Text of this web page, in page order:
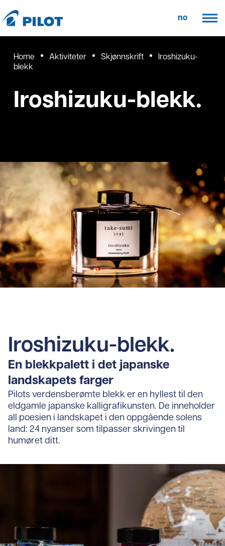
no
Home Aktiviteter Skjønnskrift
Iroshizuku-
blekk
Iroshizuku-blekk.
Iroshizuku-blekk.
En blekkpalett i det japanske
landskapets farger
Pilots verdensberømte blekk er en hyllest til den
eldgamle japanske kalligrafikunsten. De inneholder
all poesien i landskapet i den oppgående solens
land: 24 nyanser som tilpasser skrivingen til
humøret ditt.